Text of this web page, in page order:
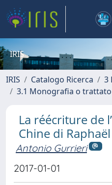
IRIS
IRIS Catalogo Ricerca
3
3.1 Monografia o
La réécriture de
Chine di
Antonio Gurrieri
2017-01-01